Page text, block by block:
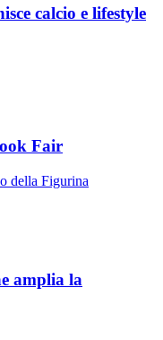
calcio e lifestyle
Fair
amplia la